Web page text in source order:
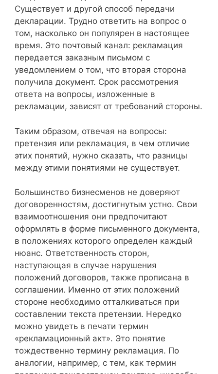
Существует и другой способ передачи
декларации. Трудно ответить на вопрос о
том, насколько он популярен в настоящее
время. Это почтовый канал: рекламация
передается заказным письмом с
уведомлением о том, что вторая сторона
получила документ. Срок рассмотрения
ответа на вопросы, изложенные в
рекламации, зависят от требований стороны.
Таким образом, отвечая на вопросы:
претензия или рекламация, в чем отличие
этих понятий, нужно сказать, что разницы
между этими понятиями не существует.
Большинство бизнесменов не доверяют
договоренностям, достигнутым устно. Свои
взаимоотношения они предпочитают
оформлять в форме письменного документа,
в положениях которого определен каждый
нюанс. Ответственность сторон,
наступающая в случае нарушения
положений договоров, также прописана в
соглашении. Именно от этих положений
стороне необходимо отталкиваться при
составлении текста претензии. Нередко
можно увидеть в печати термин
«рекламационный акт». Это понятие
тождественно термину рекламация. По
аналогии, например, с тем, как термин